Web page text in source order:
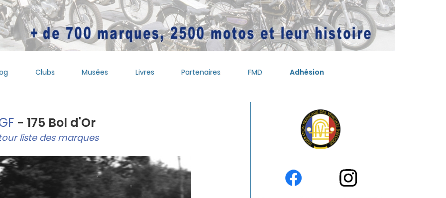
Clubs Musées Livres Partenaires FMD Adhésion
- 175 Bol d'Or
liste des marques